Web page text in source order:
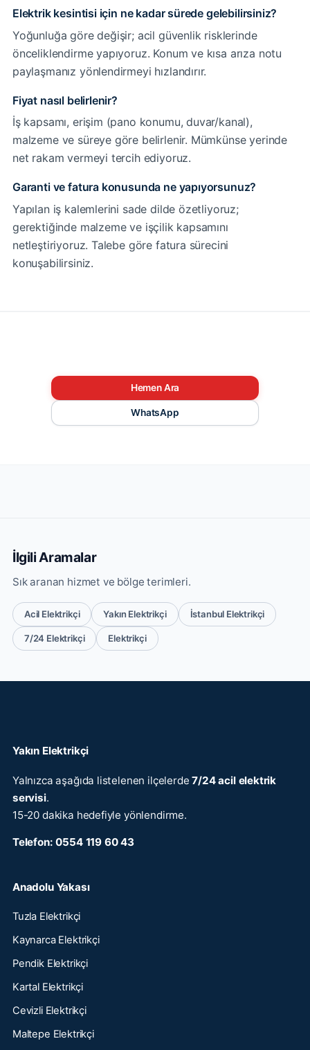
Elektrik kesintisi için ne kadar sürede gelebilirsiniz?
Yoğunluğa göre değişir; acil güvenlik risklerinde
önceliklendirme yapıyoruz. Konum ve kısa arıza notu
paylaşmanız yönlendirmeyi hızlandırır.
Fiyat nasıl belirlenir?
İş kapsamı, erişim (pano konumu, duvar/kanal),
malzeme ve süreye göre belirlenir. Mümkünse yerinde
net rakam vermeyi tercih ediyoruz.
Garanti ve fatura konusunda ne yapıyorsunuz?
Yapılan iş kalemlerini sade dilde özetliyoruz;
gerektiğinde malzeme ve işçilik kapsamını
netleştiriyoruz. Talebe göre fatura sürecini
konuşabilirsiniz.
Hemen Ara
WhatsApp
İlgili Aramalar
Sık aranan hizmet ve bölge terimleri.
Acil Elektrikçi Yakın Elektrikçi İstanbul Elektrikçi
7/24 Elektrikçi Elektrikçi
Yakın Elektrikçi
Yalnızca aşağıda listelenen ilçelerde7/24 acil elektrik
servisi.
15-20 dakika hedefiyle yönlendirme.
Telefon: 0554 119 60 43
Anadolu Yakası
Tuzla Elektrikçi
Kaynarca Elektrikçi
Pendik Elektrikçi
Kartal Elektrikçi
Cevizli Elektrikçi
Maltepe Elektrikçi